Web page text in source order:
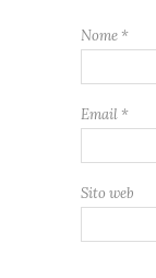
Nome *
Email *
Sito web